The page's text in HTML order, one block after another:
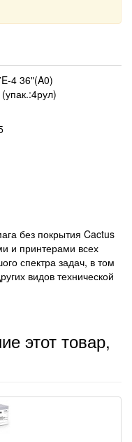
4 36"(A0)
без покрытия Cactus
и принтерами всех
спектра задач, в том
видов технической
этот товар,